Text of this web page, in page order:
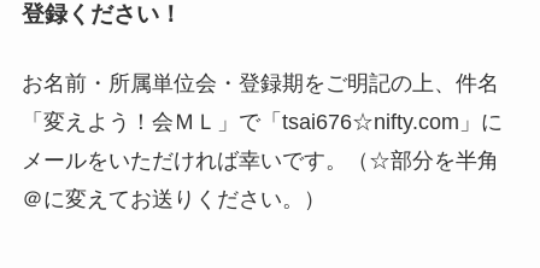
登録ください！
お名前・所属単位会・登録期をご明記の上、件名
「変えよう！会ＭＬ」で「tsai676☆nifty.com」に
メールをいただければ幸いです。（☆部分を半角
＠に変えてお送りください。）